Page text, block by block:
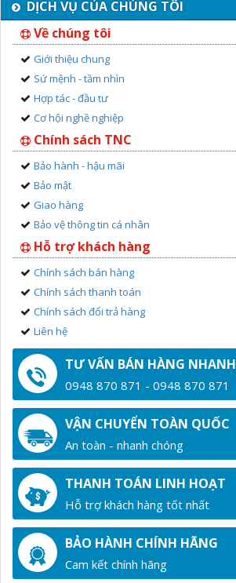
DỊCH VỤ CỦA CHÚNG TÔI
Về chúng tôi
Giới thiệu chung
Sứ mệnh - tầm nhìn
Hợp tác - đầu tư
Cơ hội nghề nghiệp
Chính sách TNC
Bảo hành - hậu mãi
Bảo mật
Giao hàng
Bảo vệ thông tin cá nhân
Hỗ trợ khách hàng
Chính sách bán hàng
Chính sách thanh toán
Chính sách đổi trả hàng
Liên hệ
TƯ VẤN BÁN HÀNG NHANH
0948 870 871 - 0948 870 871
VẬN CHUYỂN TOÀN QUỐC
An toàn - nhanh chóng
THANH TOÁN LINH HOẠT
Hỗ trợ khách hàng tốt nhất
BẢO HÀNH CHÍNH HÃNG
Cam kết chính hãng